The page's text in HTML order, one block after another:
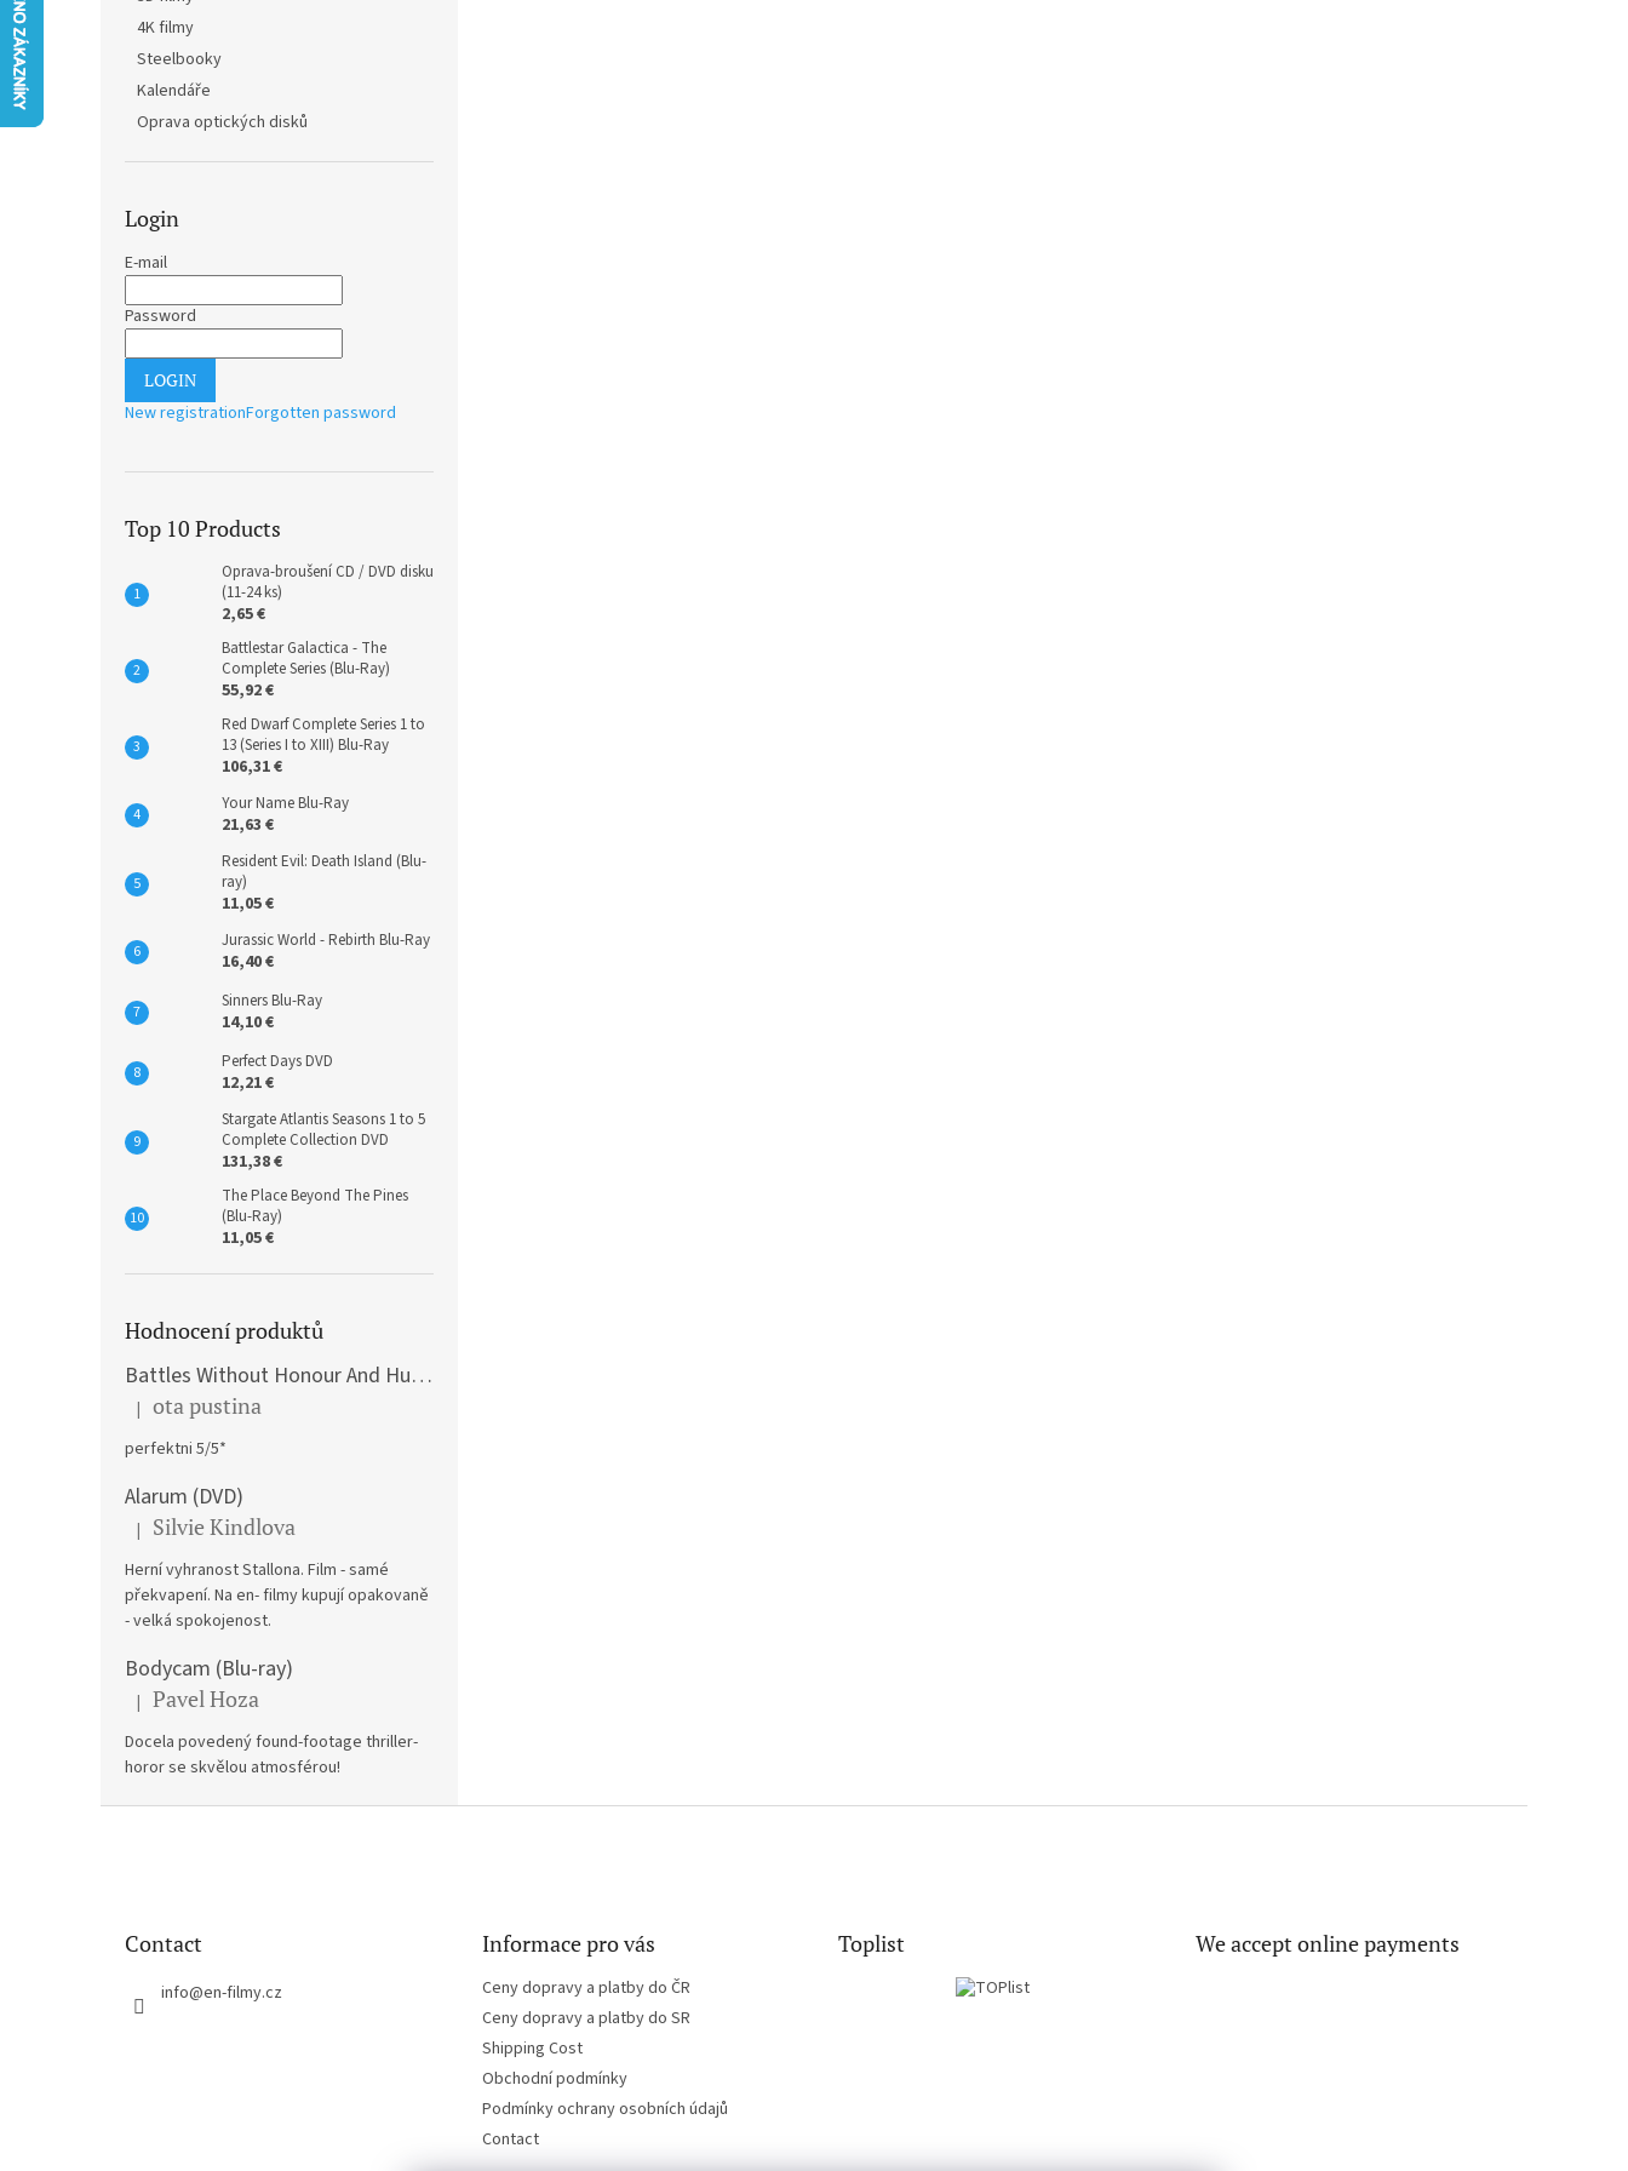
4K filmy
Steelbooky
Kalendáře
Oprava optických disků
Login
E-mail
Password
LOGIN
New registrationForgotten password
Top 10 Products
Oprava-broušení CD / DVD disku
(11-24 ks)
2,65 €
Battlestar Galactica - The
Complete Series (Blu-Ray)
55,92 €
Red Dwarf Complete Series 1 to
13 (Series I to XIII) Blu-Ray
106,31 €
Your Name Blu-Ray
21,63 €
Resident Evil: Death Island (Blu-
ray)
11,05 €
Jurassic World - Rebirth Blu-Ray
16,40 €
Sinners Blu-Ray
14,10 €
Perfect Days DVD
12,21 €
Stargate Atlantis Seasons 1 to 5
Complete Collection DVD
131,38 €
The Place Beyond The Pines
(Blu-Ray)
11,05 €
Hodnocení produktů
Battles Without Honour And Humanity / Yakuza Graveyad / Street Mobster DVD
The product rating is 5 out of 5 stars.
| ota pustina
perfektni 5/5*
Alarum (DVD)
The product rating is 5 out of 5 stars.
| Silvie Kindlova
Herní vyhranost Stallona. Film - samé
překvapení. Na en- filmy kupují opakovaně
- velká spokojenost.
Bodycam (Blu-ray)
The product rating is 5 out of 5 stars.
| Pavel Hoza
Docela povedený found-footage thriller-
horor se skvělou atmosférou!
Contact
info@en-filmy.cz
Informace pro vás
Ceny dopravy a platby do ČR
Ceny dopravy a platby do SR
Shipping Cost
Obchodní podmínky
Podmínky ochrany osobních údajů
Contact
Toplist We accept online payments